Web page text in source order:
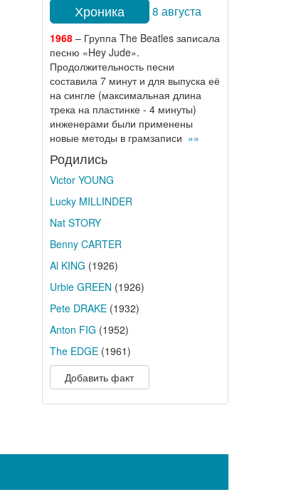
Хроника 8 августа
1968– Группа The Beatles записала
песню «Hey Jude».
Продолжительность песни
составила 7 минут и для выпуска её
на сингле (максимальная длина
трека на пластинке - 4 минуты)
инженерами были применены
новые методы в грамзаписи »»
Родились
Victor YOUNG
Lucky MILLINDER
Nat STORY
Benny CARTER
Al KING (1926)
Urbie GREEN (1926)
Pete DRAKE(1932)
Anton FIG (1952)
The EDGE(1961)
Добавить факт